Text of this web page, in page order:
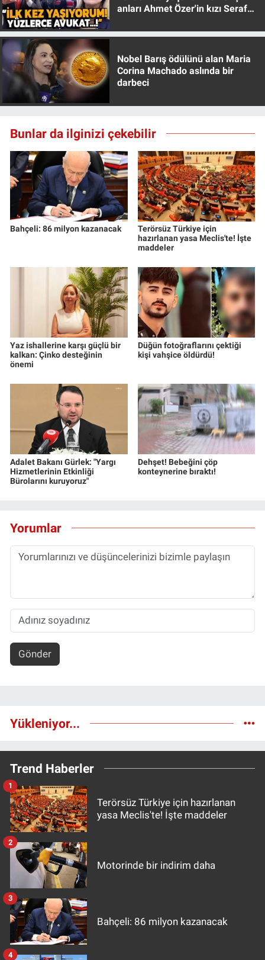
anları Ahmet Özer'in kızı Seraf
Nobel Barış ödülünü alan Maria
Corina Machado aslında bir
darbeci
Bunlar da ilginizi çekebilir
Bahçeli: 86 milyon kazanacak
Terörsüz Türkiye için
hazırlanan yasa Meclis'te! İşte
maddeler
Yaz ishallerine karşı güçlü bir
kalkan: Çinko desteğinin
önemi
Düğün fotoğraflarını çektiği
kişi vahşice öldürdü!
Adalet Bakanı Gürlek: "Yargı
Hizmetlerinin Etkinliği
Bürolarını kuruyoruz"
Dehşet! Bebeğini çöp
konteynerine bıraktı!
Yorumlar
Gönder
Yükleniyor...
Trend Haberler
Terörsüz Türkiye için hazırlanan
yasa Meclis'te! İşte maddeler
1
Motorinde bir indirim daha
2
Bahçeli: 86 milyon kazanacak
3
4